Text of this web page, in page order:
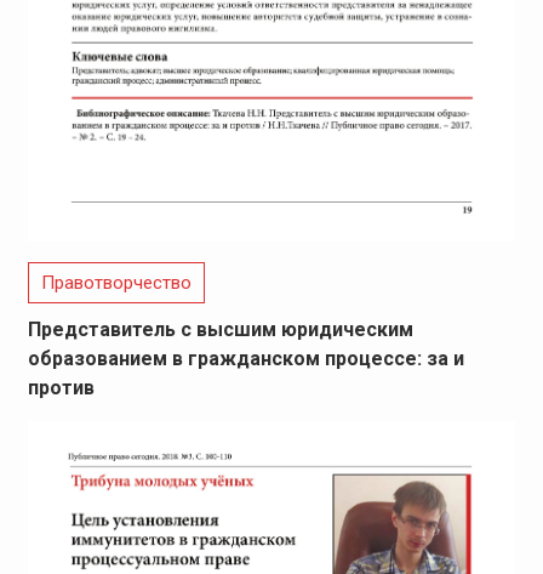
Правотворчество
Представитель с высшим юридическим
образованием в гражданском процессе: за и
против